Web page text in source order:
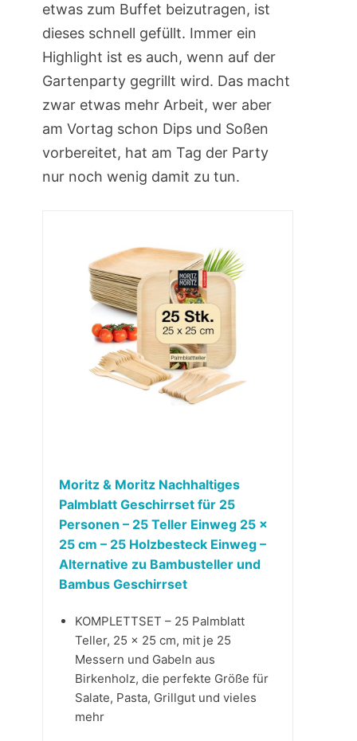
etwas zum Buffet beizutragen, ist
dieses schnell gefüllt. Immer ein
Highlight ist es auch, wenn auf der
Gartenparty gegrillt wird. Das macht
zwar etwas mehr Arbeit, wer aber
am Vortag schon Dips und Soßen
vorbereitet, hat am Tag der Party
nur noch wenig damit zu tun.
Moritz & Moritz Nachhaltiges
Palmblatt Geschirrset für 25
Personen – 25 Teller Einweg 25 x
25 cm – 25 Holzbesteck Einweg –
Alternative zu Bambusteller und
Bambus Geschirrset
KOMPLETTSET – 25 Palmblatt
Teller, 25 x 25 cm, mit je 25
Messern und Gabeln aus
Birkenholz, die perfekte Größe für
Salate, Pasta, Grillgut und vieles
mehr